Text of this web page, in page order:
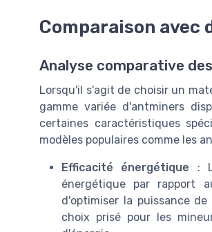
Comparaison avec
Analyse comparative
Lorsqu'il s'agit de choisir un
gamme variée d'antminers
certaines caractéristiques
modèles populaires comme les
Efficacité énergétique :
énergétique par rapport
d'optimiser la puissance
choix prisé pour les